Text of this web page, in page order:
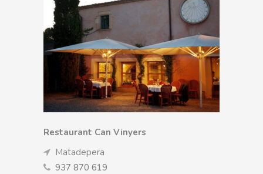
Restaurant Can Vinyers
Matadepera
937 870 619